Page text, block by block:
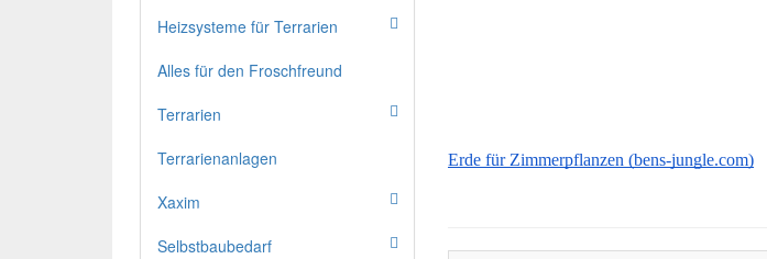
Erde für Zimmerpflanzen (bens-jungle.com)
Heizsysteme für Terrarien
Alles für den Froschfreund
Terrarien
Terrarienanlagen
Xaxim
Selbstbaubedarf